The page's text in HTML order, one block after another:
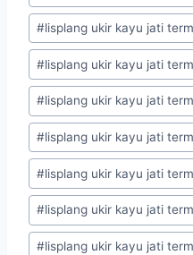
#lisplang ukir kayu jati
#lisplang ukir kayu jati
#lisplang ukir kayu jati
#lisplang ukir kayu jati
#lisplang ukir kayu jati
#lisplang ukir kayu jati
#lisplang ukir kayu jati